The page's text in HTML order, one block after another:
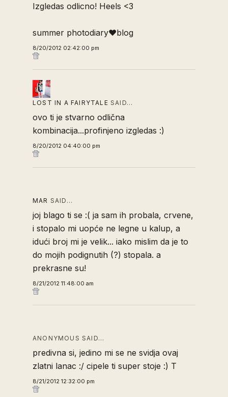
Izgledas odlicno! Heels <3
summer photodiary♥blog
8/20/2012 02:42:00 pm
LOST IN A FAIRYTALE SAID…
ovo ti je stvarno odlična
kombinacija...profinjeno izgledas :)
8/20/2012 04:40:00 pm
MAR SAID…
joj blago ti se :( ja sam ih probala, crvene,
i stopalo mi uopće ne legne u kalup, a
idući broj mi je velik... iako mislim da je to
do mojih podignutih (?) stopala. a
prekrasne su!
8/21/2012 11:48:00 am
ANONYMOUS SAID…
predivna si, jedino mi se ne svidja ovaj
zlatni lanac :/ cipele ti super stoje :) T
8/21/2012 12:32:00 pm